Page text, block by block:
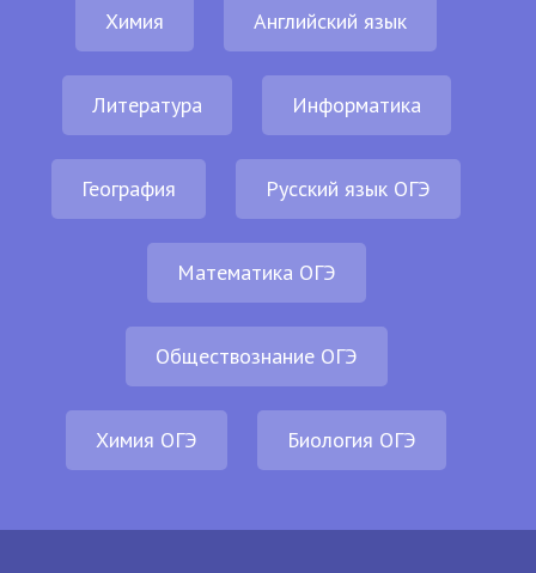
Химия Английский язык
Литература Информатика
География Русский язык ОГЭ
Математика ОГЭ
Обществознание ОГЭ
Химия ОГЭ Биология ОГЭ